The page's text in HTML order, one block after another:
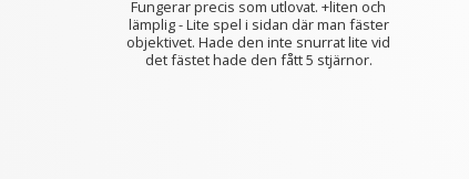
Fungerar precis som utlovat. +liten och
lämplig - Lite spel i sidan där man fäster
objektivet. Hade den inte snurrat lite vid
det fästet hade den fått 5 stjärnor.